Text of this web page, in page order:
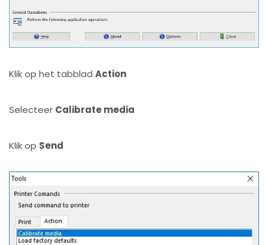
Klik op het tabblad Action
Selecteer Calibrate media
Klik op Send